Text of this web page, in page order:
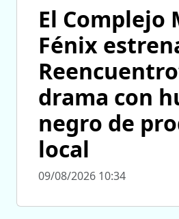
El Complejo
Fénix
drama con
negro de
local
09/08/2026 10:34